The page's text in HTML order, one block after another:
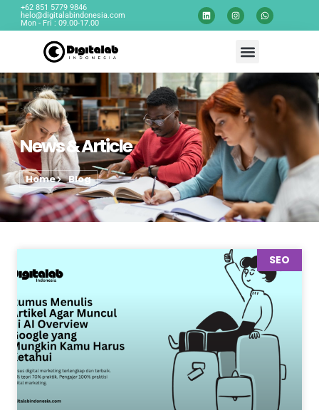
+62 851 5779 9846
helo@digitalabindonesia.com
Mon - Fri : 09.00-17.00
News & Article
Home Blog
SEO